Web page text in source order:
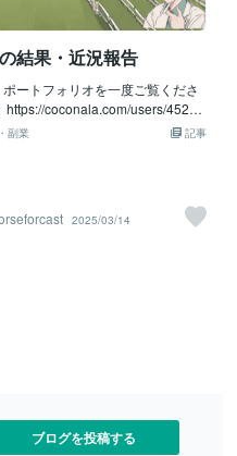
結果・近況報告
ートフォリオを一度ご覧くださ
https://coconala.com/users/45233
ソフトに関心のある方は、
【スプリングステークス】運営
コンスタントに的中してくれてお
したプラス収支となっておりま
！各会場全く危なげない展開だ
グS
記事
副業
2025/03/14
ブログを投稿する